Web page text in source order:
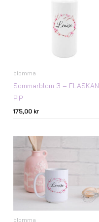
blomma
Sommarblom 3 – FLASKAN
PIP
175,00 kr
blomma
147,00 kr
167,00 kr